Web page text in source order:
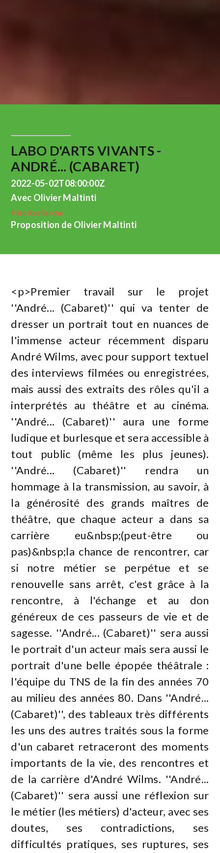
LABO D'ARTS VIVANTS -
ANDRÉ... (CABARET)
2022-05-02T08:00:00Z
Avec Olivier Maltinti
Pôle Recherche
Proposition de Olivier Maltinti
<p>Premier travail sur le projet
''André... (Cabaret)'' qui va tenter de
dresser un portrait tout en nuances de
l'immense acteur récemment disparu
André Wilms, avec pour support textuel
des interviews filmées ou enregistrées,
mais aussi des extraits des rôles qu'il a
interprétés au théâtre et au cinéma.
''André... (Cabaret)'' aura une forme
ludique et burlesque et sera accessible à
tout public (même les plus jeunes).
''André... (Cabaret)'' rendra un
hommage à la transmission, au savoir, à
la générosité des grands maîtres de
théâtre, que chaque acteur a dans sa
carrière eu&nbsp;(peut-être ou
pas)&nbsp;la chance de rencontrer, car
si notre métier se perpétue et se
renouvelle sans arrêt, c'est grâce à la
rencontre, à l'échange et au don
généreux de ces passeurs de vie et de
sagesse. ''André... (Cabaret)'' sera aussi
le portrait d'un acteur mais sera aussi le
portrait d'une belle épopée théâtrale :
l'équipe du TNS de la fin des années 70
au milieu des années 80. Dans ''André...
(Cabaret)'', des tableaux très différents
les uns des autres traités sous la forme
d'un cabaret retraceront des moments
importants de la vie, des rencontres et
de la carrière d'André Wilms. ''André...
(Cabaret)'' sera aussi une réflexion sur
le métier (les métiers) d'acteur, avec ses
doutes, ses contradictions, ses
difficultés pratiques, ses ruptures, ses